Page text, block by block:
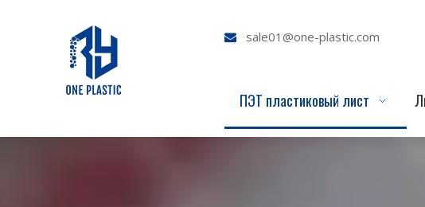
 sale01@one-plastic.com
ПЭТ пластиковый лист